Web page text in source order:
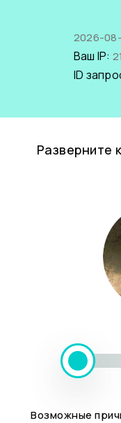
2026-
Ваш IP:
ID
Разверните
Возможные